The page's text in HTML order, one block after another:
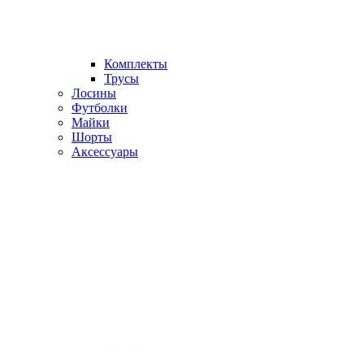
Комплекты
Трусы
Лосины
Футболки
Майки
Шорты
Аксессуары